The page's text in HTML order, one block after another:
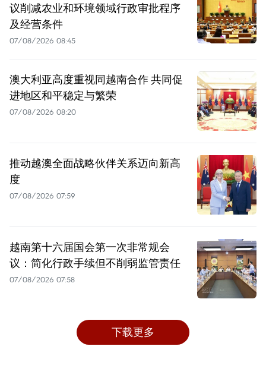
议削减农业和环境领域行政审批程序
及经营条件
07/08/2026 08:45
澳大利亚高度重视同越南合作 共同促
进地区和平稳定与繁荣
07/08/2026 08:20
推动越澳全面战略伙伴关系迈向新高
度
07/08/2026 07:59
越南第十六届国会第一次非常规会
议：简化行政手续但不削弱监管责任
07/08/2026 07:58
下载更多